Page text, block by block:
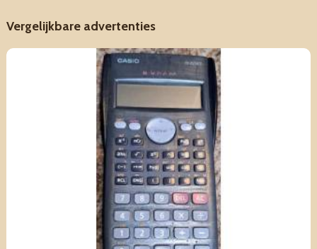
Vergelijkbare advertenties